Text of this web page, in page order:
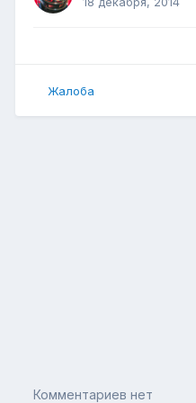
Жалоба
Комментариев нет